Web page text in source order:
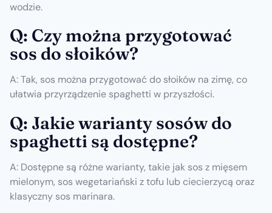
wodzie.
Q: Czy można przygotować
sos do słoików?
A: Tak, sos można przygotować do słoików na zimę, co
ułatwia przyrządzenie spaghetti w przyszłości.
Q: Jakie warianty sosów do
spaghetti są dostępne?
A: Dostępne są różne warianty, takie jak sos z mięsem
mielonym, sos wegetariański z tofu lub ciecierzycą oraz
klasyczny sos marinara.